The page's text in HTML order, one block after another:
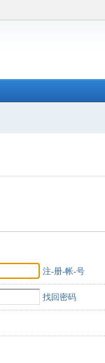
注-册-帐-号
找回密码